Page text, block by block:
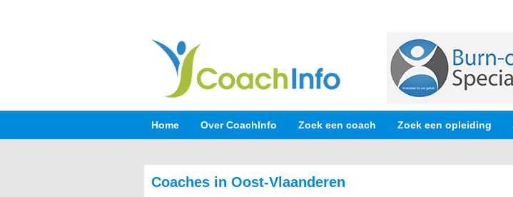
Home Over CoachInfo Zoek een coach Zoek een opleiding
Coaches in Oost-Vlaanderen